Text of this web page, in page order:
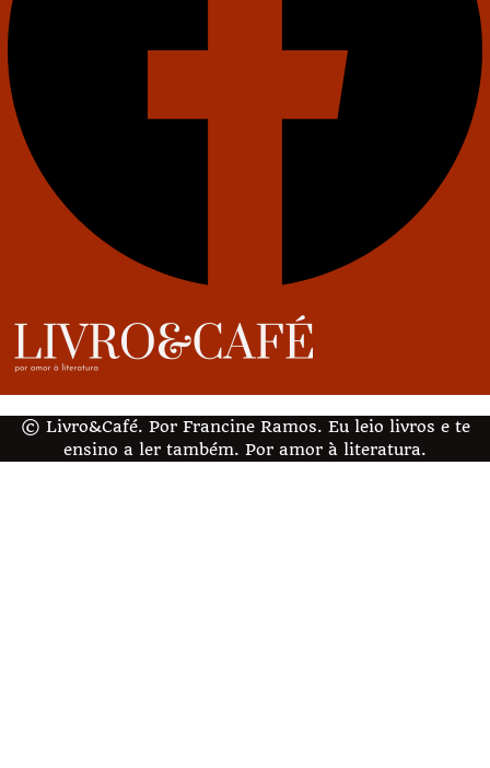
© Livro&Café. Por Francine Ramos. Eu leio livros e te
ensino a ler também. Por amor à literatura.